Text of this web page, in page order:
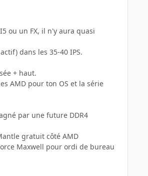
ou un FX, il n'y aura quasi
dans les 35-40 IPS.
+ haut.
AMD pour ton OS et la série
par une future DDR4
gratuit côté AMD
Maxwell pour ordi de bureau